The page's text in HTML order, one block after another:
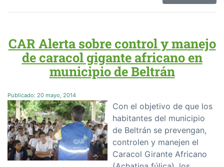
CAR Alerta sobre control y manejo
de caracol gigante africano en
municipio de Beltrán
Publicado: 20 mayo, 2014
Con el objetivo de que los
habitantes del municipio
de Beltrán se prevengan,
controlen y manejen el
Caracol Girante Africano